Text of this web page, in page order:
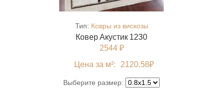
Тип: Ковры из вискозы
Ковер Акустик 1230
2544 ₽
Цена за м²:
2120.58₽
Выберите размер: